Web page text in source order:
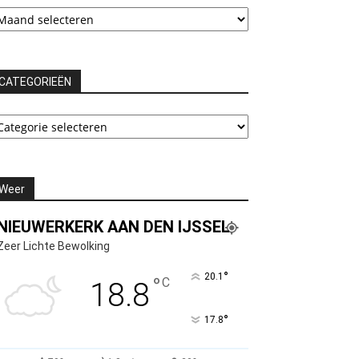
AAN DEN IJSSEL
Lichte Bewolking
18.8 °C 20.1 °
17.8°